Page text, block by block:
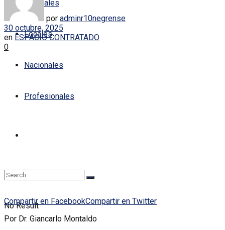
Policiales
Locales
Nacionales
Profesionales
No Result
por adminr10negrense
30 octubre, 2025
en ESPACIO CONTRATADO
0
Compartir en FacebookCompartir en Twitter
Por Dr. Giancarlo Montaldo